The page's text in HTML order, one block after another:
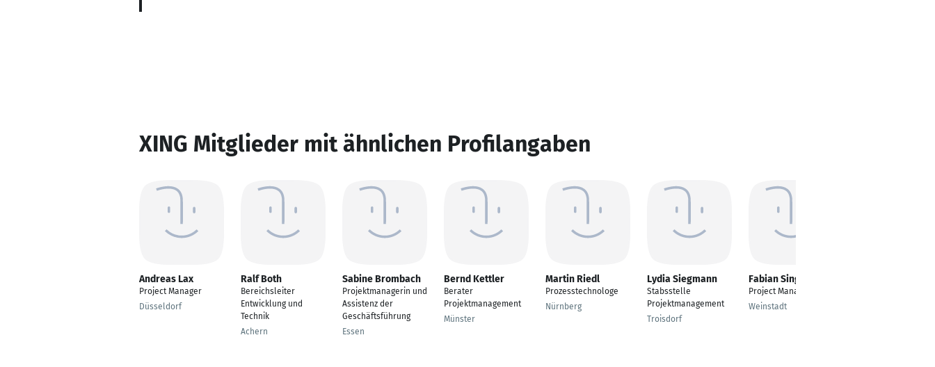
XING Mitglieder mit ähnlichen Profilangaben
Andreas Lax
Project Manager
Düsseldorf
Ralf Both
Bereichsleiter
Entwicklung und
Technik
Achern
Sabine Brombach
Projektmanagerin und
Assistenz der
Geschäftsführung
Essen
Bernd Kettler
Berater
Projektmanagement
Münster
Martin Riedl
Prozesstechnologe
Nürnberg
Lydia Siegmann
Stabsstelle
Projektmanagement
Troisdorf
Fabian Singer
Project Manager
Weinstadt